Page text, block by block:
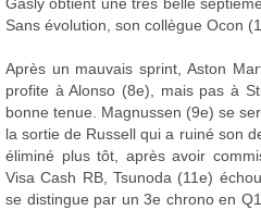
Sans évolution, son collègue Ocon
Après un mauvais sprint, Aston
profite à Alonso (8e), mais pas à
bonne tenue. Magnussen (9e) se
la sortie de Russell qui a ruiné son
éliminé plus tôt, après avoir
Visa Cash RB, Tsunoda (11e)
se distingue par un 3e chrono en